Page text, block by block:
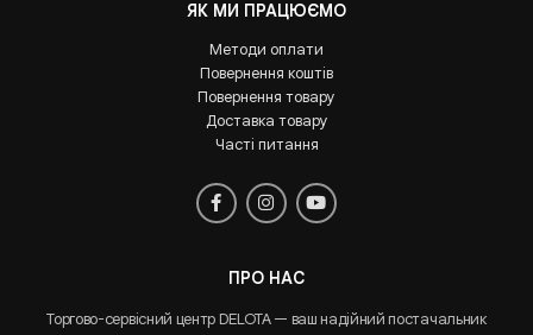
ЯК МИ ПРАЦЮЄМО
Методи оплати
Повернення коштів
Повернення товару
Доставка товару
Часті питання
ПРО НАС
Торгово-сервісний центр DELOTA — ваш надійний постачальник